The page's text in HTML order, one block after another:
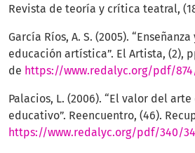
Revista de teoría y crítica teatral,
García Ríos, A. S. (2005).
educación artística”. El Artista, (2),
de https://www.redalyc.org/pdf/
Palacios, L. (2006). “El valor del
educativo”. Reencuentro, (46).
https://www.redalyc.org/pdf/340/